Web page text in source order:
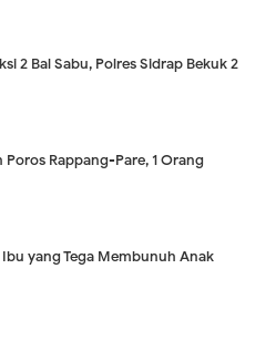
2 Bal Sabu, Polres Sidrap Bekuk 2
Poros Rappang-Pare, 1 Orang
yang Tega Membunuh Anak